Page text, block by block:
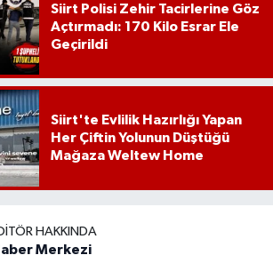
Siirt Polisi Zehir Tacirlerine Göz
Açtırmadı: 170 Kilo Esrar Ele
Geçirildi
Siirt'te Evlilik Hazırlığı Yapan
Her Çiftin Yolunun Düştüğü
Mağaza Weltew Home
HAKKINDA
Merkezi